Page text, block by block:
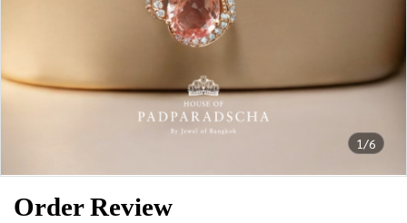
1/6
Order Review